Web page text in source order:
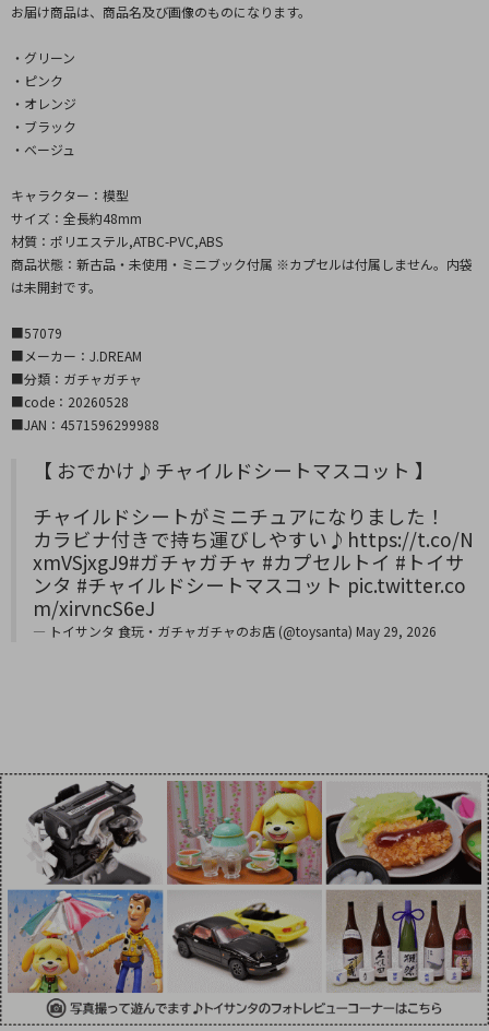
お届け商品は、商品名及び画像のものになります。
・グリーン
・ピンク
・オレンジ
・ブラック
・ベージュ
キャラクター：模型
サイズ：全長約48mm
材質：ポリエステル,ATBC-PVC,ABS
商品状態：新古品・未使用・ミニブック付属 ※カプセルは付属しません。内袋
は未開封です。
■57079
■メーカー：J.DREAM
■分類：ガチャガチャ
■code：20260528
■JAN：4571596299988
【 おでかけ♪チャイルドシートマスコット 】
チャイルドシートがミニチュアになりました！
カラビナ付きで持ち運びしやすい♪ https://t.co/N
xmVSjxgJ9#ガチャガチャ #カプセルトイ #トイサ
ンタ #チャイルドシートマスコット pic.twitter.co
m/xirvncS6eJ
— トイサンタ 食玩・ガチャガチャのお店 (@toysanta) May 29, 2026